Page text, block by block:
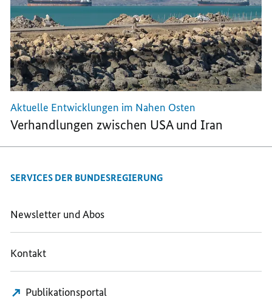
Aktuelle Entwicklungen im Nahen Osten
Verhandlungen zwischen USA und Iran
SERVICES DER BUNDESREGIERUNG
Newsletter und Abos
Kontakt
Publikationsportal